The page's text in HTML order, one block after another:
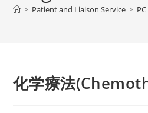
> Patient and Liaison Service >
化学療法